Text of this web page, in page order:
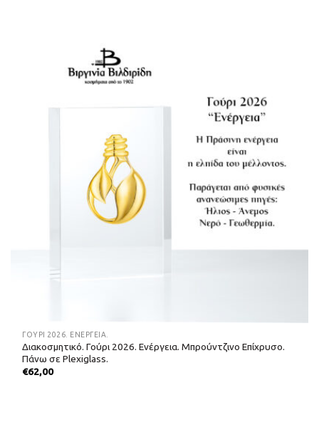
ΓΟΎΡΙ 2026. ΕΝΈΡΓΕΙΑ.
Διακοσμητικό. Γούρι 2026. Ενέργεια. Μπρούντζινο Επίχρυσο.
Πάνω σε Plexiglass.
€62,00